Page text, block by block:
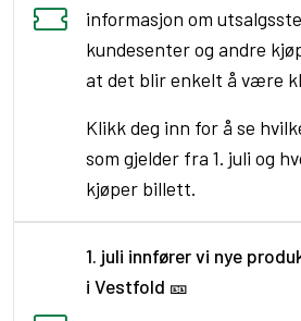
informasjon om
kundesenter og andre
at det blir enkelt å være
Klikk deg inn for å se
som gjelder fra 1. juli og
kjøper billett.
1. juli innfører vi nye
i Vestfold 🎫